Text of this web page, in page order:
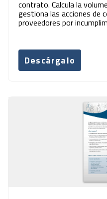
contrato. Calcula la
gestiona las acciones de
proveedores por
Descárgalo